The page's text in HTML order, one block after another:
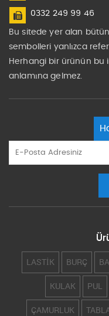
0332 249 99 46
Bu sitede yer alan
sembolleri yanlızca
Herhangi bir ürünün bu
anlamına gelmez.
LASTİK BURÇ
KULAK PUL
ÇAMURLUK